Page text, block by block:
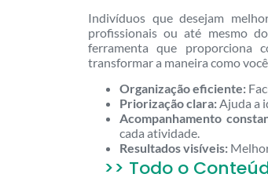
Indivíduos que desejam
profissionais ou até mesmo
ferramenta que proporciona
transformar a maneira como
Organização eficiente:
Priorização clara:Ajuda a
Acompanhamento
cada atividade.
Resultados visíveis:
>> Todo o